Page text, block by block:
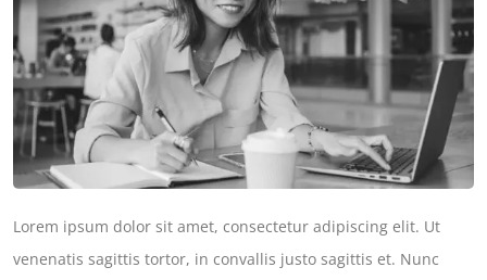
Lorem ipsum dolor sit amet, consectetur adipiscing elit. Ut
venenatis sagittis tortor, in convallis justo sagittis et. Nunc